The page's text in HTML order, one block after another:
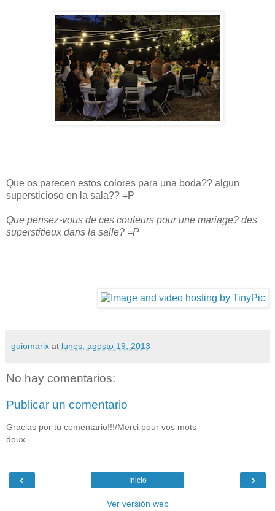
Que os parecen estos colores para una boda?? algun
supersticioso en la sala?? =P
Que pensez-vous de ces couleurs pour une mariage? des
superstitieux dans la salle? =P
guiomarix at lunes, agosto 19, 2013
No hay comentarios:
Publicar un comentario
Gracias por tu comentario!!!/Merci pour vos mots
doux
‹ ›
Inicio
Ver versión web